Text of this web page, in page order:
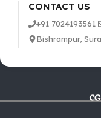
CONTACT US
+91 7024193561
Bishrampur,